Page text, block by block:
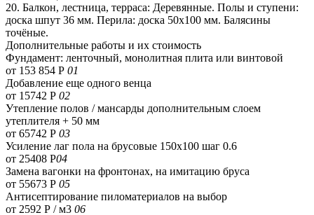
20. Балкон, лестница, терраса: Деревянные. Полы и ступени:
доска шпут 36 мм. Перила: доска 50х100 мм. Балясины
точёные.
Дополнительные работы и их стоимость
Фундамент: ленточный, монолитная плита или винтовой
от 153 854 Р 01
Добавление еще одного венца
от 15742 Р 02
Утепление полов / мансарды дополнительным слоем
утеплителя + 50 мм
от 65742 Р 03
Усиление лаг пола на брусовые 150х100 шаг 0.6
от 25408 Р04
Замена вагонки на фронтонах, на имитацию бруса
от 55673 Р 05
Антисептирование пиломатериалов на выбор
от 2592 Р / м3 06